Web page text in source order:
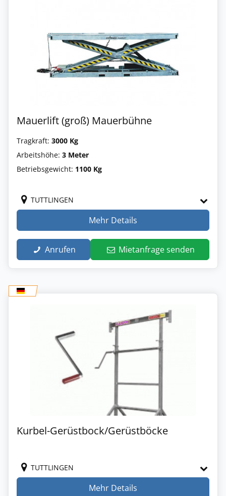
Mauerlift (groß) Mauerbühne
Tragkraft: 3000 Kg
Arbeitshöhe: 3 Meter
Betriebsgewicht: 1100 Kg
TUTTLINGEN
Mehr Details
Anrufen Mietanfrage senden
Kurbel-Gerüstbock/Gerüstböcke
TUTTLINGEN
Mehr Details